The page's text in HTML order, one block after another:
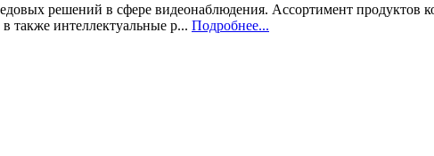
решений в сфере видеонаблюдения. Ассортимент продуктов
также интеллектуальные р... Подробнее...